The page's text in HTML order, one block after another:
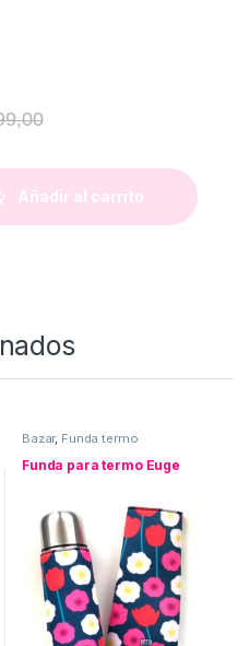
Añadir al carrito
Bazar, Funda termo
Funda para termo Euge